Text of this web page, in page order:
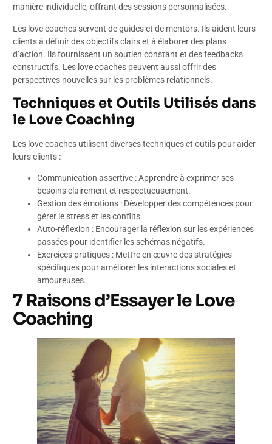
manière individuelle, offrant des sessions personnalisées.
Les love coaches servent de guides et de mentors. Ils aident leurs
clients à définir des objectifs clairs et à élaborer des plans
d’action. Ils fournissent un soutien constant et des feedbacks
constructifs. Les love coaches peuvent aussi offrir des
perspectives nouvelles sur les problèmes relationnels.
Techniques et Outils Utilisés dans
le Love Coaching
Les love coaches utilisent diverses techniques et outils pour aider
leurs clients :
Communication assertive : Apprendre à exprimer ses
besoins clairement et respectueusement.
Gestion des émotions : Développer des compétences pour
gérer le stress et les conflits.
Auto-réflexion : Encourager la réflexion sur les expériences
passées pour identifier les schémas négatifs.
Exercices pratiques : Mettre en œuvre des stratégies
spécifiques pour améliorer les interactions sociales et
amoureuses.
7 Raisons d’Essayer le Love
Coaching